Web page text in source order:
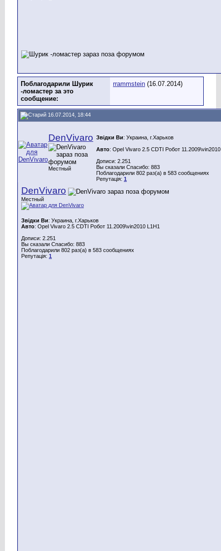
Поблагодарили Шурик
-ломастер за это
сообщение:
rrammstein (16.07.2014)
16.07.2014, 18:44
DenVivaro
Местный
Звідки Ви: Украина, г.Харьков
Авто: Opel Vivaro 2.5 CDTI Робот
Дописи: 2.251
Вы сказали Спасибо: 883
Поблагодарили 802 раз(а) в 583 сообщениях
Репутація: 1
DenVivaro
Местный
Звідки Ви: Украина, г.Харьков
Авто: Opel Vivaro 2.5 CDTI Робот 11.2009\vin2010 L1H1
Дописи: 2.251
Вы сказали Спасибо: 883
Поблагодарили 802 раз(а) в 583 сообщениях
Репутація: 1